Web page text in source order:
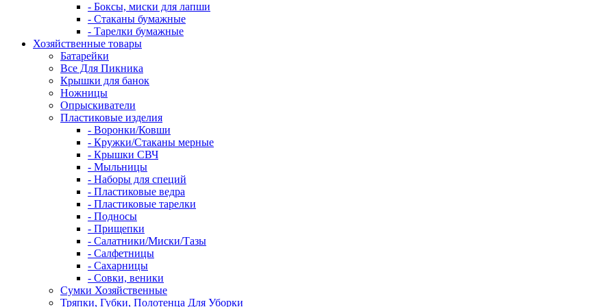
- Боксы, миски для лапши
- Стаканы бумажные
- Тарелки бумажные
Хозяйственные товары
Батарейки
Все Для Пикника
Крышки для банок
Ножницы
Опрыскиватели
Пластиковые изделия
- Воронки/Ковши
- Кружки/Стаканы мерные
- Крышки СВЧ
- Мыльницы
- Наборы для специй
- Пластиковые ведра
- Пластиковые тарелки
- Подносы
- Прищепки
- Салатники/Миски/Тазы
- Салфетницы
- Сахарницы
- Совки, веники
Сумки Хозяйственные
Тряпки, Губки, Полотенца Для Уборки